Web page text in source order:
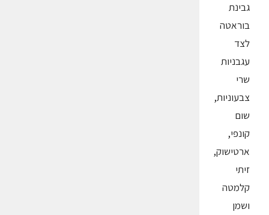
גבינת
בוראטה
לצד
עגבניות
שרי
צבעוניות,
שום
קונפי,
ארטישוק,
זיתי
קלמטה
ושמן